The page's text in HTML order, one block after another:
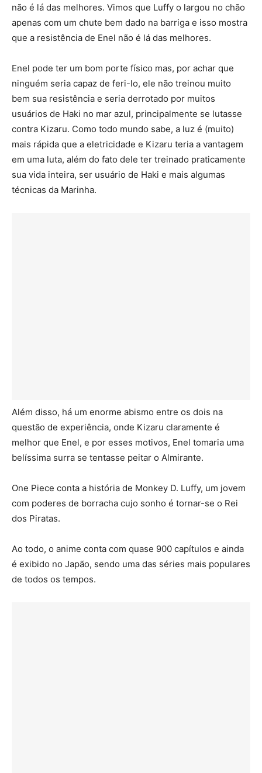
não é lá das melhores. Vimos que Luffy o largou no chão
apenas com um chute bem dado na barriga e isso mostra
que a resistência de Enel não é lá das melhores.
Enel pode ter um bom porte físico mas, por achar que
ninguém seria capaz de feri-lo, ele não treinou muito
bem sua resistência e seria derrotado por muitos
usuários de Haki no mar azul, principalmente se lutasse
contra Kizaru. Como todo mundo sabe, a luz é (muito)
mais rápida que a eletricidade e Kizaru teria a vantagem
em uma luta, além do fato dele ter treinado praticamente
sua vida inteira, ser usuário de Haki e mais algumas
técnicas da Marinha.
Além disso, há um enorme abismo entre os dois na
questão de experiência, onde Kizaru claramente é
melhor que Enel, e por esses motivos, Enel tomaria uma
belíssima surra se tentasse peitar o Almirante.
One Piece conta a história de Monkey D. Luffy, um jovem
com poderes de borracha cujo sonho é tornar-se o Rei
dos Piratas.
Ao todo, o anime conta com quase 900 capítulos e ainda
é exibido no Japão, sendo uma das séries mais populares
de todos os tempos.